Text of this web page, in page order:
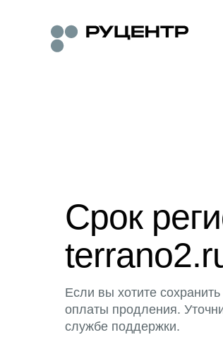
Срок
Если вы хотите
оплаты продления.
службе поддержки.